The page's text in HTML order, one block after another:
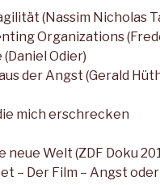
(Nassim Nicholas
Organizations (
(Daniel Odier)
der Angst (Gerald
mich erschrecken
neue Welt (ZDF Doku
– Der Film – Angst